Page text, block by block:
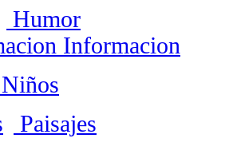
Humor
Informacion
Niños
Paisajes